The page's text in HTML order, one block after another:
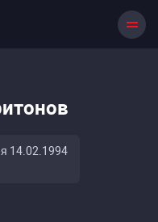
14.02.1994